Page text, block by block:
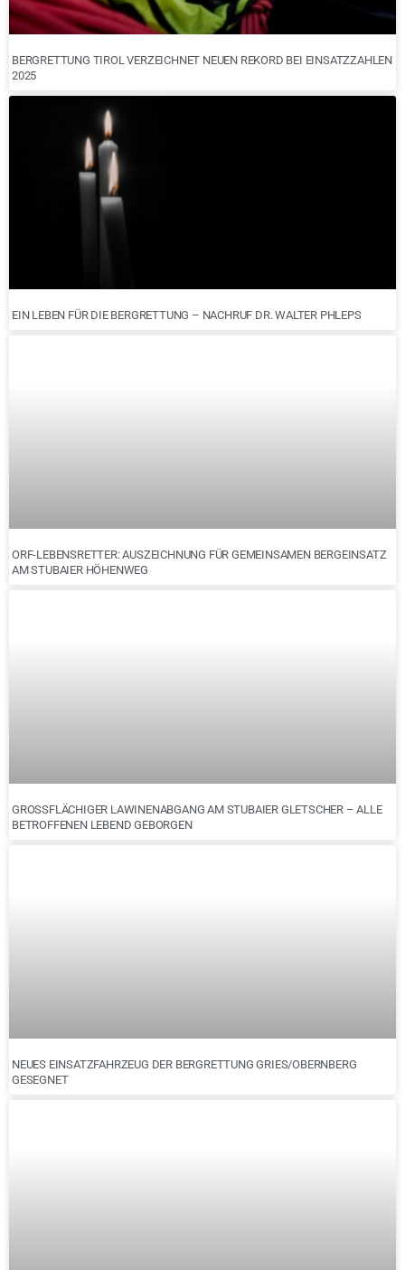
BERGRETTUNG TIROL VERZEICHNET NEUEN REKORD BEI EINSATZZAHLEN
2025
EIN LEBEN FÜR DIE BERGRETTUNG – NACHRUF DR. WALTER PHLEPS
ORF-LEBENSRETTER: AUSZEICHNUNG FÜR GEMEINSAMEN BERGEINSATZ
AM STUBAIER HÖHENWEG
GROSSFLÄCHIGER LAWINENABGANG AM STUBAIER GLETSCHER – ALLE B
ETROFFENEN LEBEND GEBORGEN
NEUES EINSATZFAHRZEUG DER BERGRETTUNG GRIES/OBERNBERG
GESEGNET